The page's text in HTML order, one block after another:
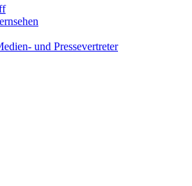
und Pressevertreter